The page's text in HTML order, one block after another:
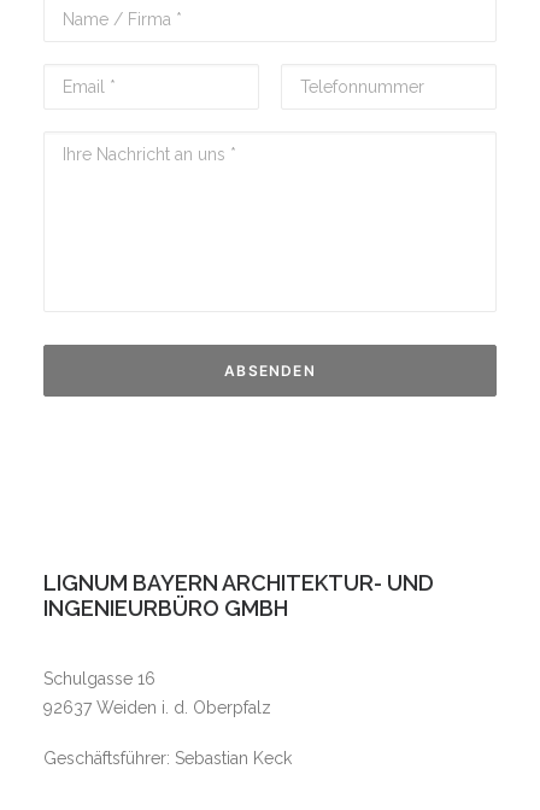
LIGNUM BAYERN ARCHITEKTUR- UND
INGENIEURBÜRO GMBH
Schulgasse 16
92637 Weiden i. d. Oberpfalz
Geschäftsführer: Sebastian Keck